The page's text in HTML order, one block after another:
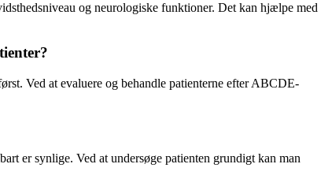
og neurologiske funktioner. Det kan hjælpe med
Ved at evaluere og behandle patienterne efter ABCDE-
er synlige. Ved at undersøge patienten grundigt kan man